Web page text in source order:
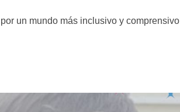
un mundo más inclusivo y